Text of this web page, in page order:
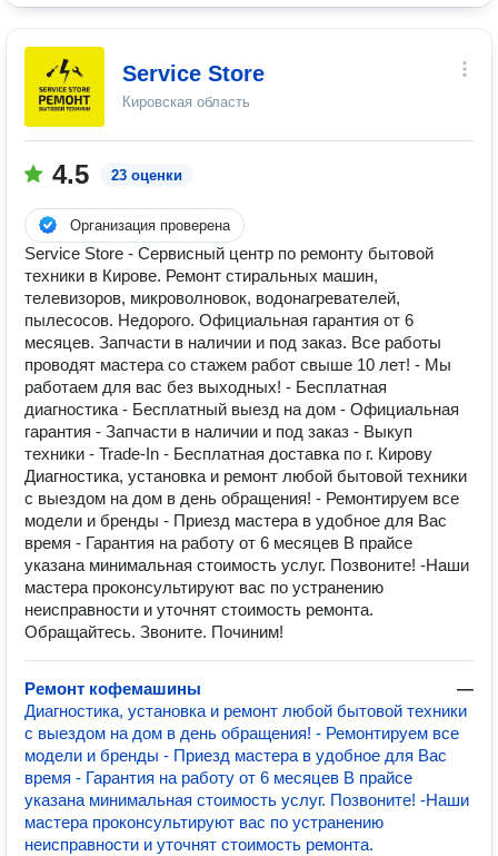
Service Store
Кировская область
4.5 23 оценки
Организация проверена
Service Store - Сервисный центр по ремонту бытовой
техники в Кирове. Ремонт стиральных машин,
телевизоров, микроволновок, водонагревателей,
пылесосов. Недорого. Официальная гарантия от 6
месяцев. Запчасти в наличии и под заказ. Все работы
проводят мастера со стажем работ свыше 10 лет! - Мы
работаем для вас без выходных! - Бесплатная
диагностика - Бесплатный выезд на дом - Официальная
гарантия - Запчасти в наличии и под заказ - Выкуп
техники - Trade-In - Бесплатная доставка по г. Кирову
Диагностика, установка и ремонт любой бытовой техники
с выездом на дом в день обращения! - Ремонтируем все
модели и бренды - Приезд мастера в удобное для Вас
время - Гарантия на работу от 6 месяцев В прайсе
указана минимальная стоимость услуг. Позвоните! -Наши
мастера проконсультируют вас по устранению
неисправности и уточнят стоимость ремонта.
Обращайтесь. Звоните. Починим!
Ремонт кофемашины
—
Диагностика, установка и ремонт любой бытовой техники
с выездом на дом в день обращения! - Ремонтируем все
модели и бренды - Приезд мастера в удобное для Вас
время - Гарантия на работу от 6 месяцев В прайсе
указана минимальная стоимость услуг. Позвоните! -Наши
мастера проконсультируют вас по устранению
неисправности и уточнят стоимость ремонта.